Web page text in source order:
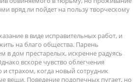
вряд ли пойдет на пользу творческому
в виде исправительных работ, и
на благо общества. Парень
в дом престарелых, искренне радуясь
вскоре чувство облегчения
страхом, когда новый сотрудник
вещи. Поведение подопечных пугает, но